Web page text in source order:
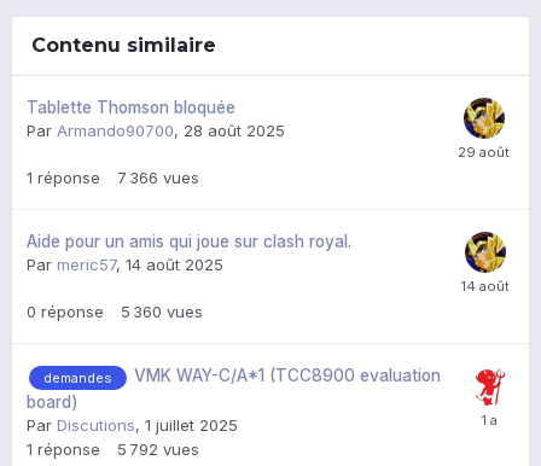
Contenu similaire
Tablette Thomson bloquée
Par Armando90700, 28 août 2025
1 réponse 7 366 vues
Aide pour un amis qui joue sur clash royal.
Par meric57, 14 août 2025
0 réponse 5 360 vues
demandes
VMK WAY-C/A*1 (TCC8900 evaluation
board)
Par Discutions, 1 juillet 2025
1 réponse 5 792 vues